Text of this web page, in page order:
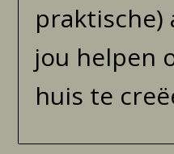
jou helpen
huis te